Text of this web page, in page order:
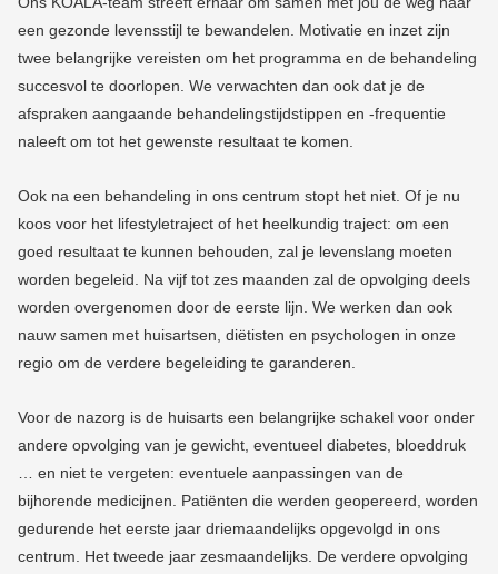
een gezonde levensstijl te bewandelen. Motivatie en inzet zijn
twee belangrijke vereisten om het programma en de behandeling
succesvol te doorlopen. We verwachten dan ook dat je de
afspraken aangaande behandelingstijdstippen en -frequentie
naleeft om tot het gewenste resultaat te komen.
Ook na een behandeling in ons centrum stopt het niet. Of je nu
koos voor het lifestyletraject of het heelkundig traject: om een
goed resultaat te kunnen behouden, zal je levenslang moeten
worden begeleid. Na vijf tot zes maanden zal de opvolging deels
worden overgenomen door de eerste lijn. We werken dan ook
nauw samen met huisartsen, diëtisten en psychologen in onze
regio om de verdere begeleiding te garanderen.
Voor de nazorg is de huisarts een belangrijke schakel voor onder
andere opvolging van je gewicht, eventueel diabetes, bloeddruk
… en niet te vergeten: eventuele aanpassingen van de
bijhorende medicijnen. Patiënten die werden geopereerd, worden
gedurende het eerste jaar driemaandelijks opgevolgd in ons
centrum. Het tweede jaar zesmaandelijks. De verdere opvolging